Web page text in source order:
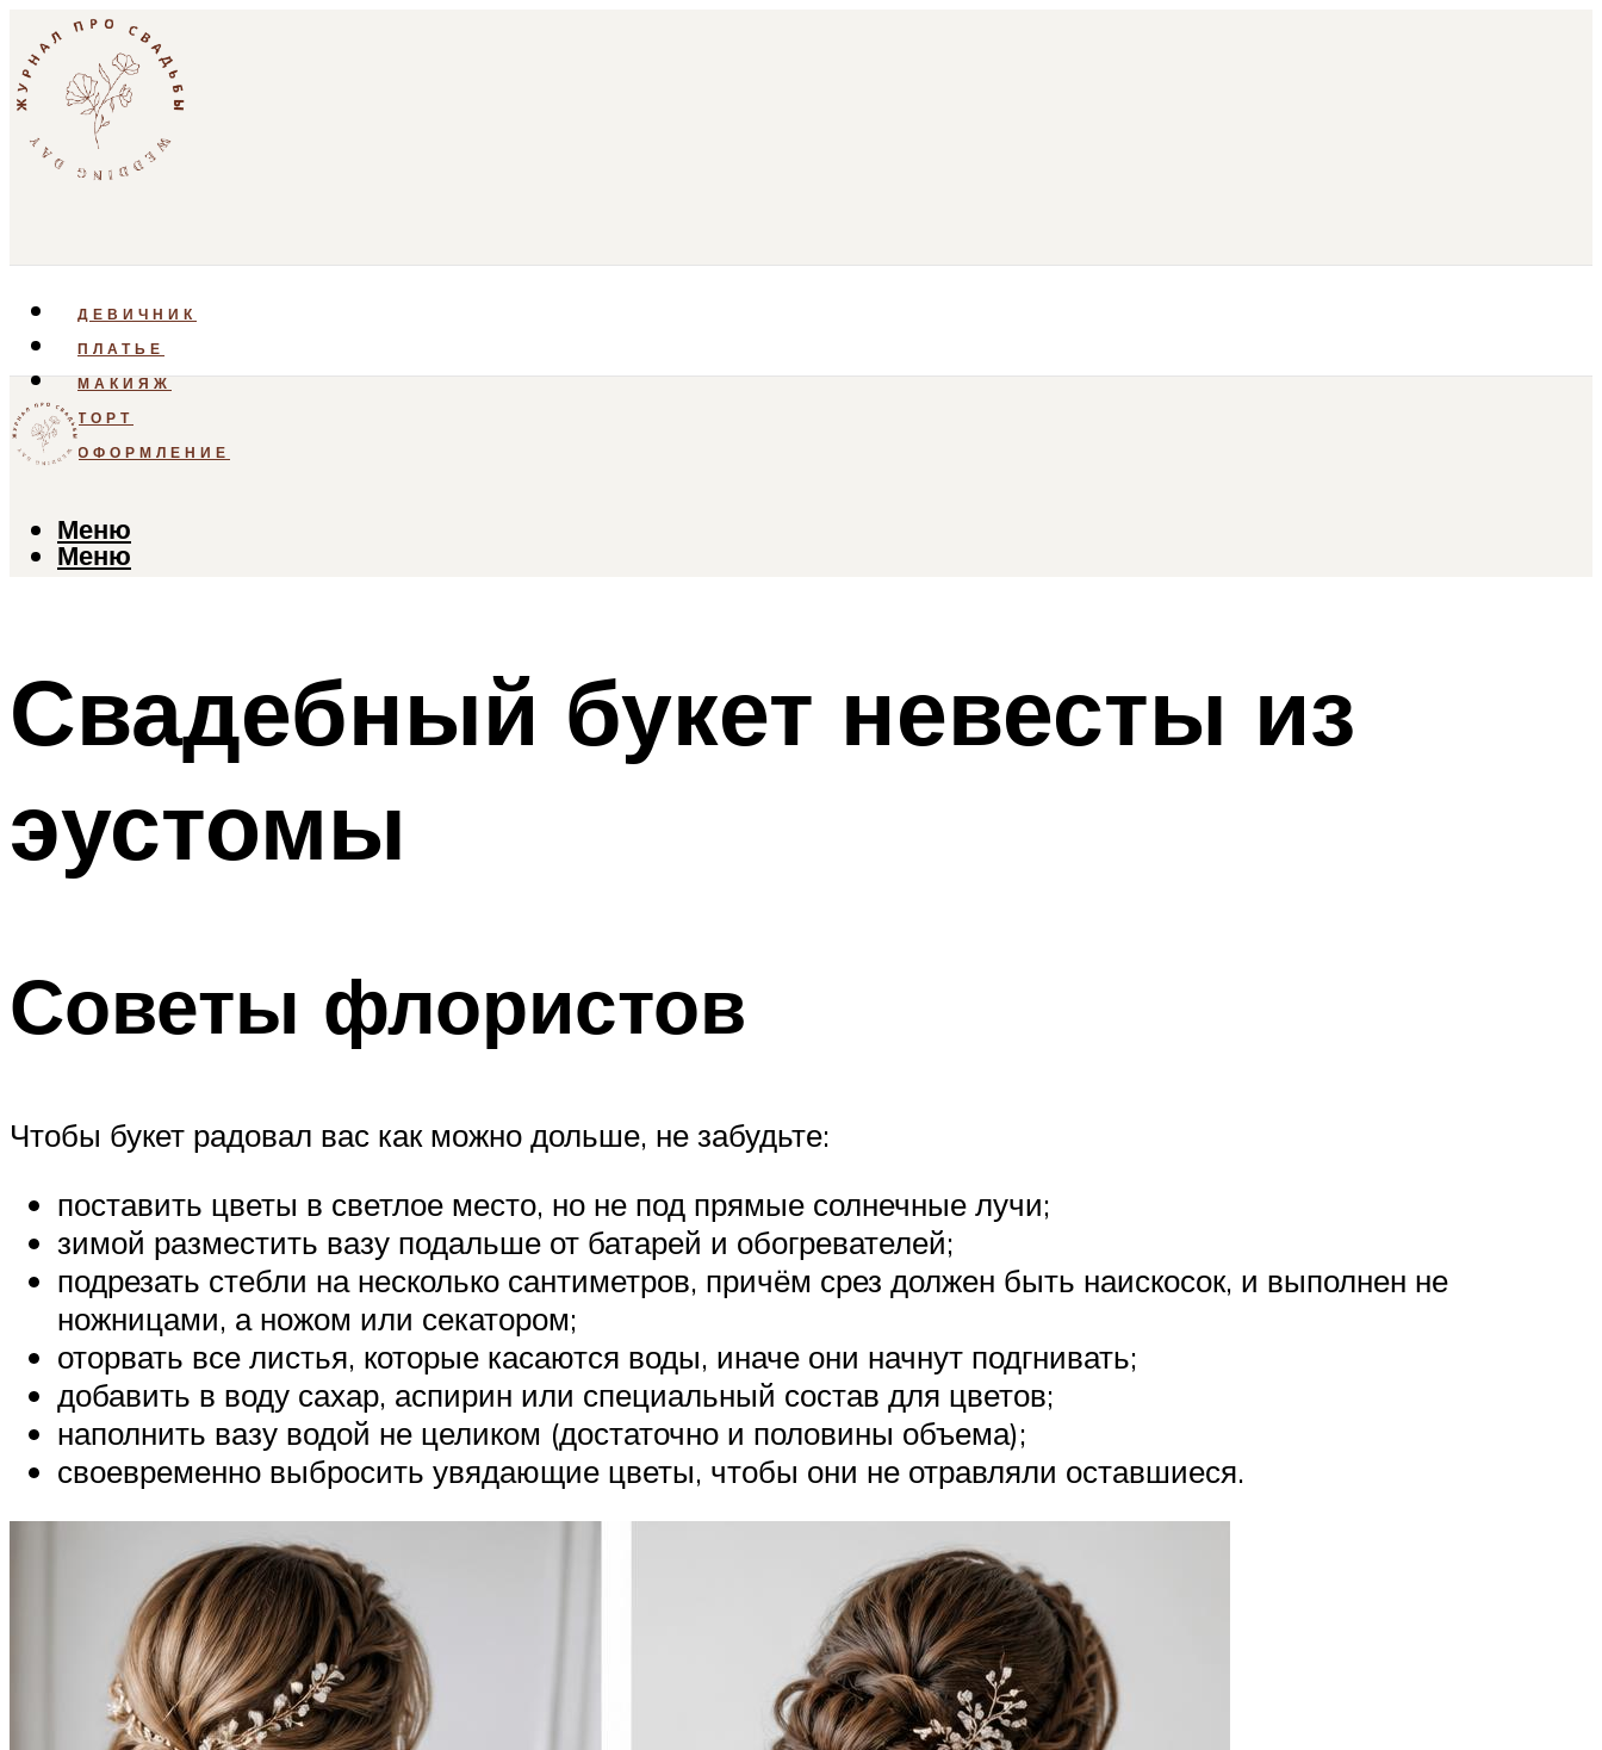
ДЕВИЧНИК
ПЛАТЬЕ
МАКИЯЖ
ТОРТ
ОФОРМЛЕНИЕ
Меню
Меню
Свадебный букет невесты из
эустомы
Советы флористов
Чтобы букет радовал вас как можно дольше, не забудьте:
поставить цветы в светлое место, но не под прямые солнечные лучи;
зимой разместить вазу подальше от батарей и обогревателей;
подрезать стебли на несколько сантиметров, причём срез должен быть наискосок, и выполнен не
ножницами, а ножом или секатором;
оторвать все листья, которые касаются воды, иначе они начнут подгнивать;
добавить в воду сахар, аспирин или специальный состав для цветов;
наполнить вазу водой не целиком (достаточно и половины объема);
своевременно выбросить увядающие цветы, чтобы они не отравляли оставшиеся.